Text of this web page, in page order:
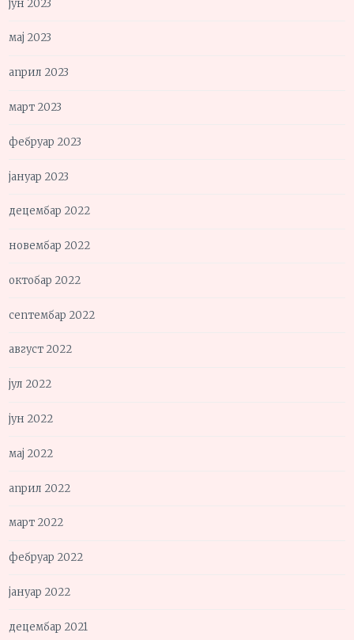
јун 2023
мај 2023
април 2023
март 2023
фебруар 2023
јануар 2023
децембар 2022
новембар 2022
октобар 2022
септембар 2022
август 2022
јул 2022
јун 2022
мај 2022
април 2022
март 2022
фебруар 2022
јануар 2022
децембар 2021